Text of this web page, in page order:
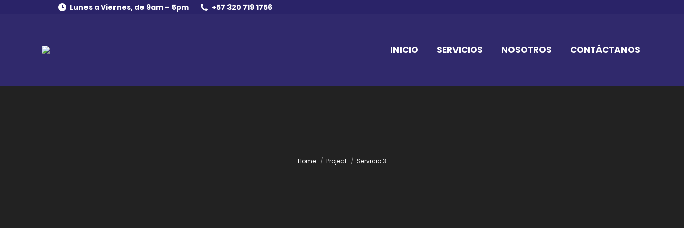
Lunes a Viernes, de 9am – 5pm +57 320 719 1756
INICIO SERVICIOS NOSOTROS CONTÁCTANOS
You are here:
Home Project Servicio 3